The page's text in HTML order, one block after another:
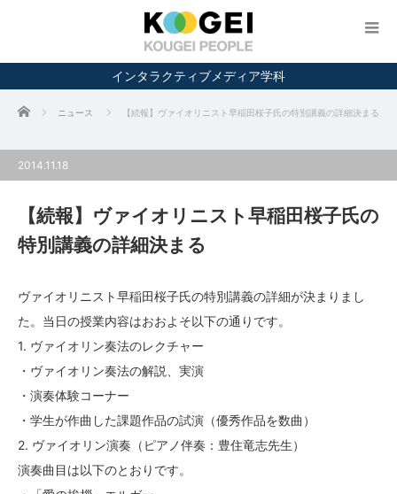
インタラクティブメディア学科
ホーム ニュース 【続報】ヴァイオリニスト早稲田桜子氏の特別講義の詳細決まる
2014.11.18
【続報】ヴァイオリニスト早稲田桜子氏の
特別講義の詳細決まる
ヴァイオリニスト早稲田桜子氏の特別講義の詳細が決まりまし
た。当日の授業内容はおおよそ以下の通りです。
1. ヴァイオリン奏法のレクチャー
・ヴァイオリン奏法の解説、実演
・演奏体験コーナー
・学生が作曲した課題作品の試演（優秀作品を数曲）
2. ヴァイオリン演奏（ピアノ伴奏：豊住竜志先生）
演奏曲目は以下のとおりです。